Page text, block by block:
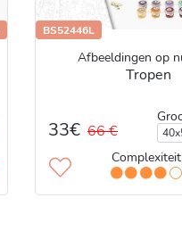
BS52446L
Afbeeldingen op
Tropen
33€ 66 €